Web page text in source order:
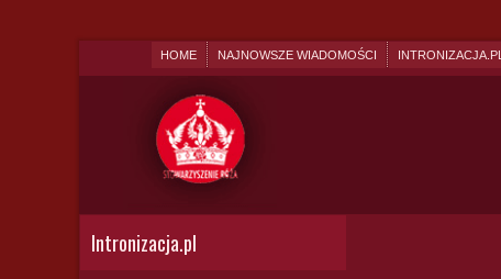
HOME NAJNOWSZE WIADOMOŚCI INTRONIZACJA.PL
Intronizacja.pl